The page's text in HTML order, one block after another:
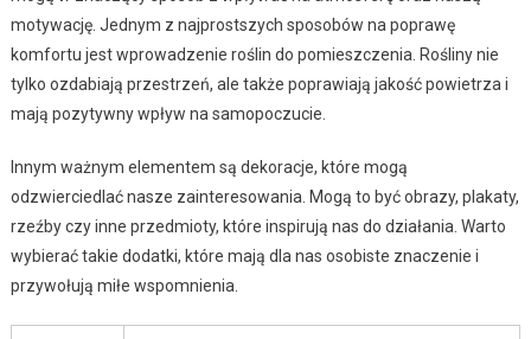
motywację. Jednym z najprostszych sposobów na poprawę
komfortu jest wprowadzenie roślin do pomieszczenia. Rośliny nie
tylko ozdabiają przestrzeń, ale także poprawiają jakość powietrza i
mają pozytywny wpływ na samopoczucie.
Innym ważnym elementem są dekoracje, które mogą
odzwierciedlać nasze zainteresowania. Mogą to być obrazy, plakaty,
rzeźby czy inne przedmioty, które inspirują nas do działania. Warto
wybierać takie dodatki, które mają dla nas osobiste znaczenie i
przywołują miłe wspomnienia.